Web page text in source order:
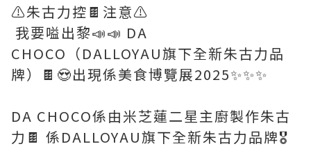
⚠️朱古力控🍫注意⚠️
我要嗌出黎📣📣 DA
CHOCO（DALLOYAU旗下全新朱古力品
牌）🍫😍出現係美食博覽展2025✨✨✨
DA CHOCO係由米芝蓮二星主廚製作朱古
力🍫 係DALLOYAU旗下全新朱古力品牌🎖️